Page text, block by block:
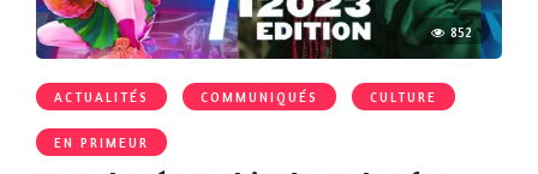
852
ACTUALITÉS COMMUNIQUÉS CULTURE
EN PRIMEUR